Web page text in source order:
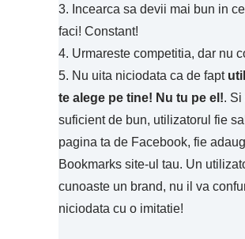
3. Incearca sa devii mai bun in
faci! Constant!
4. Urmareste competitia, dar nu
5. Nu uita niciodata ca de fapt
te alege pe tine! Nu tu pe el!. Si
suficient de bun, utilizatorul fie
pagina ta de Facebook, fie
Bookmarks site-ul tau. Un
cunoaste un brand, nu il va
niciodata cu o imitatie!